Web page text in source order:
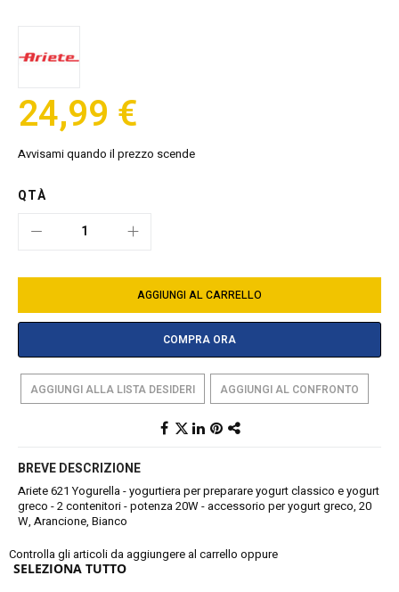
24,99 €
Avvisami quando il prezzo scende
QTÀ
AGGIUNGI AL CARRELLO
COMPRA ORA
AGGIUNGI ALLA LISTA DESIDERI AGGIUNGI AL CONFRONTO
BREVE DESCRIZIONE
Ariete 621 Yogurella - yogurtiera per preparare yogurt classico e yogurt
greco - 2 contenitori - potenza 20W - accessorio per yogurt greco, 20
W, Arancione, Bianco
Controlla gli articoli da aggiungere al carrello oppure
SELEZIONA TUTTO